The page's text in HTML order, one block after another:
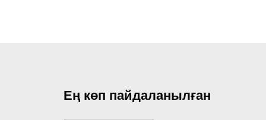
бәсекелесі ме?
18:16, 20 Шілде 2026Ең көп пайдаланылған